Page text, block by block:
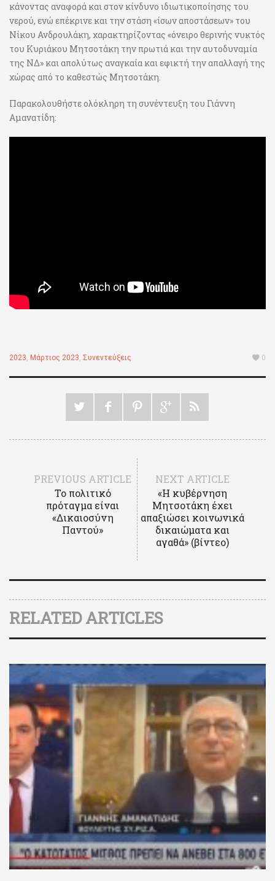
κάνοντας αναφορά και στον κίνδυνο ιδιωτικοποίησης του
νερού, ενώ επέκρινε και την στάση «ίσων αποστάσεων» του
Νίκου Ανδρουλάκη, χαρακτηρίζοντας «όνειρο θερινής νυκτός
του Κυριάκου Μητσοτάκη την πρωτιά και την αυτοδυναμία
της ΝΔ» και απολύτως αναγκαία και εφικτή την απαλλαγή της
χώρας από το καθεστώς Μητσοτάκη.
Παρακολουθήστε ολόκληρη τη συνέντευξη του Γιάννη
Αμανατίδη:
2023, Μάρτιος 2023, Συνεντεύξεις 0
PREVIOUS ARTICLE
Το πολιτικό
πρόταγμα είναι
«Δικαιοσύνη
Παντού»
NEXT ARTICLE
«Η κυβέρνηση
Μητσοτάκη έχει
απαξιώσει κοινωνικά
δικαιώματα και
αγαθά» (βίντεο)
RELATED ARTICLES